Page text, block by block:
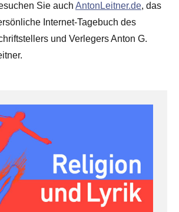
Sie auch AntonLeitner.de, das
Internet-Tagebuch des
und Verlegers Anton G.